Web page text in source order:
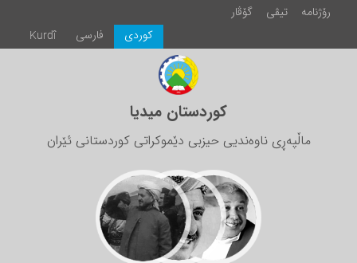
رۆژنامە تیڤی
گۆڤار
Kurdî
فارسی كوردی
کوردستان میدیا
ماڵپەڕی ناوەندیی حیزبی دێموکراتی کوردستانی ئێران